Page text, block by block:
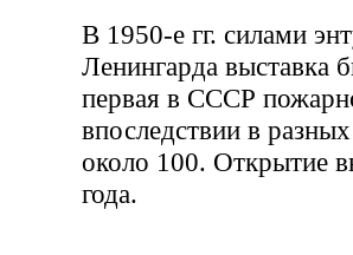
В 1950-е гг. силами
Ленингарда выставка
первая в СССР
впоследствии в
около 100. Открытие
года.